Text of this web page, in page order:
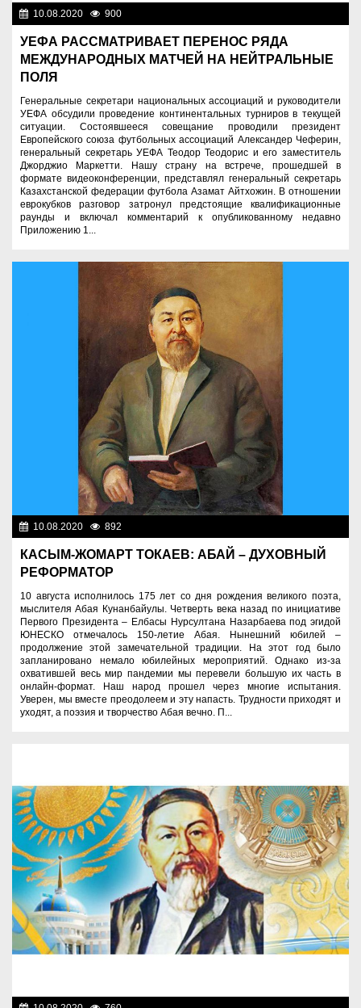
10.08.2020 900
УЕФА РАССМАТРИВАЕТ ПЕРЕНОС РЯДА
МЕЖДУНАРОДНЫХ МАТЧЕЙ НА НЕЙТРАЛЬНЫЕ
ПОЛЯ
Генеральные секретари национальных ассоциаций и руководители
УЕФА обсудили проведение континентальных турниров в текущей
ситуации. Состоявшееся совещание проводили президент
Европейского союза футбольных ассоциаций Александер Чеферин,
генеральный секретарь УЕФА Теодор Теодорис и его заместитель
Джорджио Маркетти. Нашу страну на встрече, прошедшей в
формате видеоконференции, представлял генеральный секретарь
Казахстанской федерации футбола Азамат Айтхожин. В отношении
еврокубков разговор затронул предстоящие квалификационные
раунды и включал комментарий к опубликованному недавно
Приложению 1...
10.08.2020 892
КАСЫМ-ЖОМАРТ ТОКАЕВ: АБАЙ – ДУХОВНЫЙ
РЕФОРМАТОР
10 августа исполнилось 175 лет со дня рождения великого поэта,
мыслителя Абая Кунанбайулы. Четверть века назад по инициативе
Первого Президента – Елбасы Нурсултана Назарбаева под эгидой
ЮНЕСКО отмечалось 150-летие Абая. Нынешний юбилей –
продолжение этой замечательной традиции. На этот год было
запланировано немало юбилейных мероприя­тий. Однако из-за
охватившей весь мир пандемии мы перевели большую их часть в
онлайн-формат. Наш народ прошел через многие испытания.
Уверен, мы вместе преодолеем и эту напасть. Трудности приходят и
уходят, а поэзия и творчество Абая вечно. П...